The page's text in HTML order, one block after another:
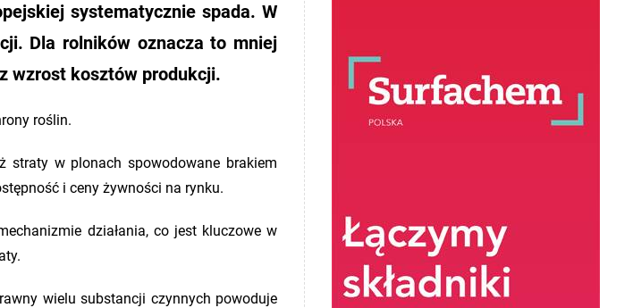
systematycznie spada. W
Dla rolników oznacza to mniej
wzrost kosztów produkcji.
roślin.
straty w plonach spowodowane brakiem
i ceny żywności na rynku.
działania, co jest kluczowe w
wielu substancji czynnych powoduje